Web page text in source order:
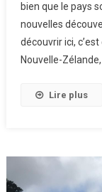
bien que le pays
nouvelles
découvrir ici,
Nouvelle-Zélande,
Lire plus